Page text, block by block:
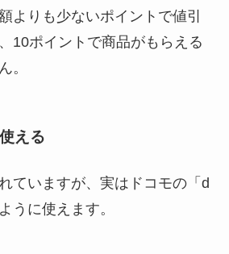
よりも少ないポイントで値引
10ポイントで商品がもらえる
。
える
ていますが、実はドコモの「d
うに使えます。